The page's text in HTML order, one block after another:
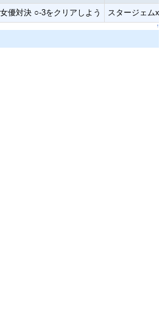
優対決 ○-3をクリアしよう スタージェム
↑